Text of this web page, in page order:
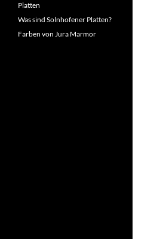
Platten
Was sind Solnhofener Platten?
Farben von Jura Marmor